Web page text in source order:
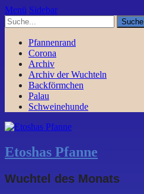
Menü Sidebar
Pfannenrand
Corona
Archiv
Archiv der Wuchteln
Backförmchen
Palau
Schweinehunde
Etoshas Pfanne
Wuchtel des Monats